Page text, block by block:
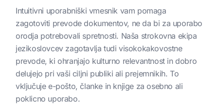
Intuitivni uporabniški vmesnik vam pomaga
zagotoviti prevode dokumentov, ne da bi za uporabo
orodja potrebovali spretnosti. Naša strokovna ekipa
jezikoslovcev zagotavlja tudi visokokakovostne
prevode, ki ohranjajo kulturno relevantnost in dobro
delujejo pri vaši ciljni publiki ali prejemnikih. To
vključuje e-pošto, članke in knjige za osebno ali
poklicno uporabo.